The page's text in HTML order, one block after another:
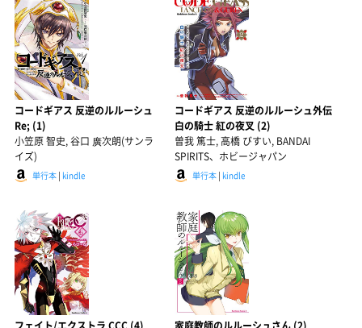
コードギアス 反逆のルルーシュ
Re; (1)
小笠原 智史, 谷口 廣次朗(サンラ
イズ)
単行本 | kindle
コードギアス 反逆のルルーシュ外伝
白の騎士 紅の夜叉 (2)
曽我 篤士, 高橋 びすい, BANDAI
SPIRITS、ホビージャパン
単行本| kindle